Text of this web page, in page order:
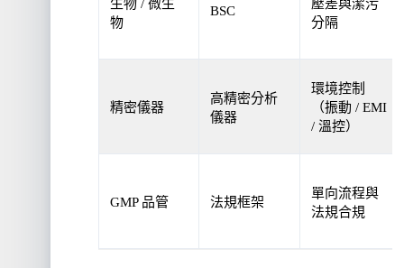
生物 / 微生
物
BSC
壓差與潔污
分隔
精密儀器
高精密分析
儀器
環境控制
（振動 / EMI
/ 溫控）
GMP 品管 法規框架
單向流程與
法規合規